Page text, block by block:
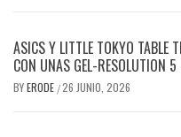
ASICS Y LITTLE TOKYO TABLE
CON UNAS GEL-RESOLUTION 5
BYERODE /26 JUNIO, 2026